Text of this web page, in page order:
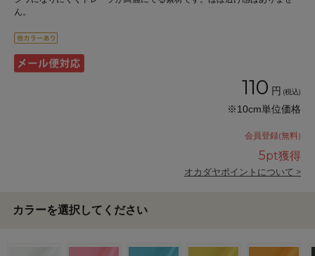
ん。
110 円 (税込)
※10cm単位価格
会員登録(無料)
5pt獲得
オカダヤポイントについて >
カラーを選択してください